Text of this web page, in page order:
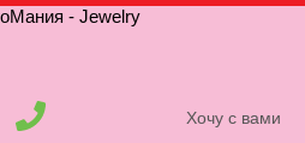
Хочу с вами